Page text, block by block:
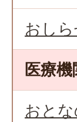
おしら
医療
おと